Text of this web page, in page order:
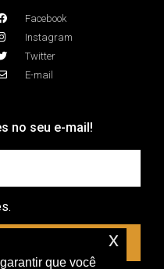
Facebook
Instagram
Twitter
E-mail
no seu e-mail!
que você
x